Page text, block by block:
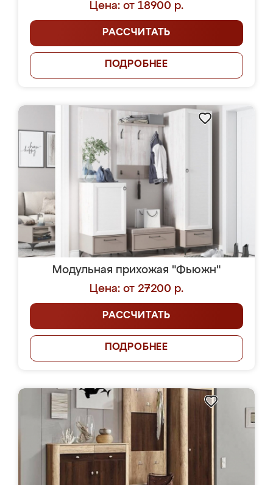
Цена: от 18900 р.
РАССЧИТАТЬ
ПОДРОБНЕЕ
Модульная прихожая "Фьюжн"
Цена: от 27200 р.
РАССЧИТАТЬ
ПОДРОБНЕЕ